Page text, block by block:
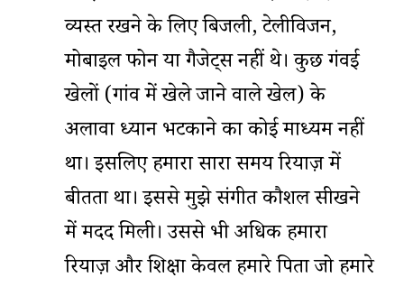
व्यस्त रखने के लिए बिजली, टेलीविजन,
मोबाइल फोन या गैजेट्स नहीं थे। कुछ गंवई
खेलों (गांव में खेले जाने वाले खेल) के
अलावा ध्यान भटकाने का कोई माध्यम नहीं
था। इसलिए हमारा सारा समय रियाज़ में
बीतता था। इससे मुझे संगीत कौशल सीखने
में मदद मिली। उससे भी अधिक हमारा
रियाज़ और शिक्षा केवल हमारे पिता जो हमारे